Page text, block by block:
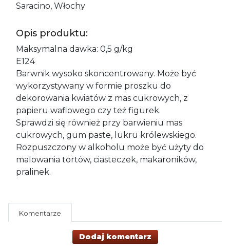
Saracino, Włochy
Opis produktu:
Maksymalna dawka: 0,5 g/kg
E124
Barwnik wysoko skoncentrowany. Może być
wykorzystywany w formie proszku do
dekorowania kwiatów z mas cukrowych, z
papieru waflowego czy też figurek.
Sprawdzi się również przy barwieniu mas
cukrowych, gum paste, lukru królewskiego.
Rozpuszczony w alkoholu może być użyty do
malowania tortów, ciasteczek, makaroników,
pralinek.
Komentarze
Dodaj komentarz